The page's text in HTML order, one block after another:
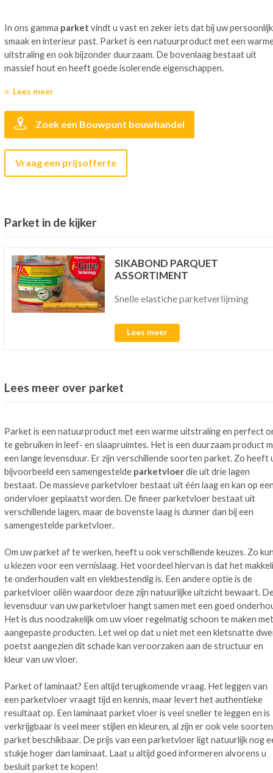
In ons gamma parket vindt u vast en zeker iets dat bij uw
smaak en interieur past. Parket is een natuurproduct met een
uitstraling en ook bijzonder duurzaam. De bovenlaag bestaat uit
massief hout en heeft goede isolerende eigenschappen.
Lees meer
Zoek een Bouwpunt bouwhandel
Vraag een prijsofferte
Parket in de kijker
SIKABOND PARQUET
ASSORTIMENT
Snelle elastiche parketverlijming
Lees meer
Lees meer over parket
Parket is een natuurproduct met een warme uitstraling en perfect
te gebruiken in leef- en slaapruimtes. Het is een duurzaam product
een lange levensduur. Er zijn verschillende soorten parket. Zo heeft
bijvoorbeeld een samengestelde parketvloerdie uit drie lagen
bestaat. De massieve parketvloer bestaat uit één laag en kan op
ondervloer geplaatst worden. De fineer parketvloer bestaat uit
verschillende lagen, maar de bovenste laag is dunner dan bij een
samengestelde parketvloer.
Om uw parket af te werken, heeft u ook verschillende keuzes. Zo
u kiezen voor een vernislaag. Het voordeel hiervan is dat het
te onderhouden valt en vlekbestendig is. Een andere optie is de
parketvloer oliën waardoor deze zijn natuurlijke uitzicht bewaart.
levensduur van uw parketvloer hangt samen met een goed
Het is dus noodzakelijk om uw vloer regelmatig schoon te maken met
aangepaste producten. Let wel op dat u niet met een kletsnatte
poetst aangezien dit schade kan veroorzaken aan de structuur en
kleur van uw vloer.
Parket of laminaat? Een altijd terugkomende vraag. Het leggen van
een parketvloer vraagt tijd en kennis, maar levert het authentieke
resultaat op. Een laminaat parket vloer is veel sneller te leggen en is
verkrijgbaar is veel meer stijlen en kleuren, al zijn er ook vele soorten
parket beschikbaar. De prijs van een parketvloer ligt natuurlijk nog
stukje hoger dan laminaat. Laat u altijd goed informeren alvorens u
besluit parket te kopen!